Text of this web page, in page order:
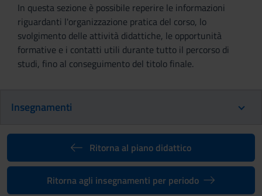
In questa sezione è possibile reperire le informazioni
riguardanti l'organizzazione pratica del corso, lo
svolgimento delle attività didattiche, le opportunità
formative e i contatti utili durante tutto il percorso di
studi, fino al conseguimento del titolo finale.
Insegnamenti
Ritorna al piano didattico
Ritorna agli insegnamenti per periodo